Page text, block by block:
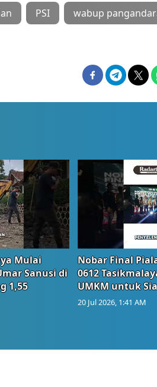
PSI wabup
Mulai
Sanusi di
1,55
Nobar Final
0612
UMKM untuk
20 Jul 2026, 1:41 AM